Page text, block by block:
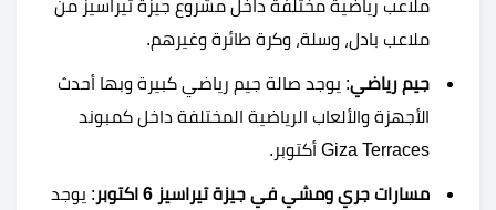
ملاعب رياضية مختلفة داخل مشروع جيزة تيراسيز من
ملاعب بادل، وسلة، وكرة طائرة وغيرهم.
جيم رياضي: يوجد صالة جيم رياضي كبيرة وبها أحدث
الأجهزة والألعاب الرياضية المختلفة داخل كمبوند
Giza Terraces أكتوبر.
مسارات جري ومشي في جيزة تيراسيز 6 اكتوبر
: يوجد